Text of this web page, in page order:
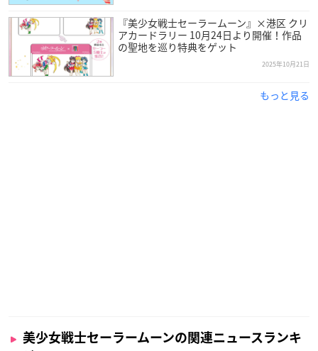
『美少女戦士セーラームーン』×港区 クリ
アカードラリー 10月24日より開催！作品
の聖地を巡り特典をゲット
2025年10月21日
もっと見る
美少女戦士セーラームーンの関連ニュースランキ